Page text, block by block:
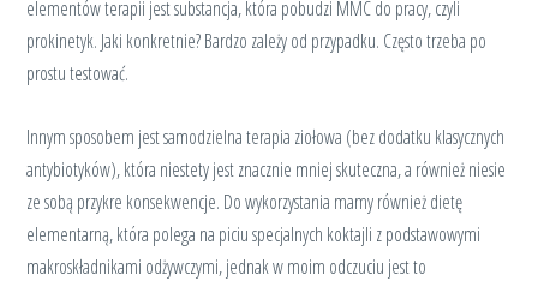
elementów terapii jest substancja, która pobudzi MMC do pracy, czyli
prokinetyk. Jaki konkretnie? Bardzo zależy od przypadku. Często trzeba po
prostu testować.
Innym sposobem jest samodzielna terapia ziołowa (bez dodatku klasycznych
antybiotyków), która niestety jest znacznie mniej skuteczna, a również niesie
ze sobą przykre konsekwencje. Do wykorzystania mamy również dietę
elementarną, która polega na piciu specjalnych koktajli z podstawowymi
makroskładnikami odżywczymi, jednak w moim odczuciu jest to